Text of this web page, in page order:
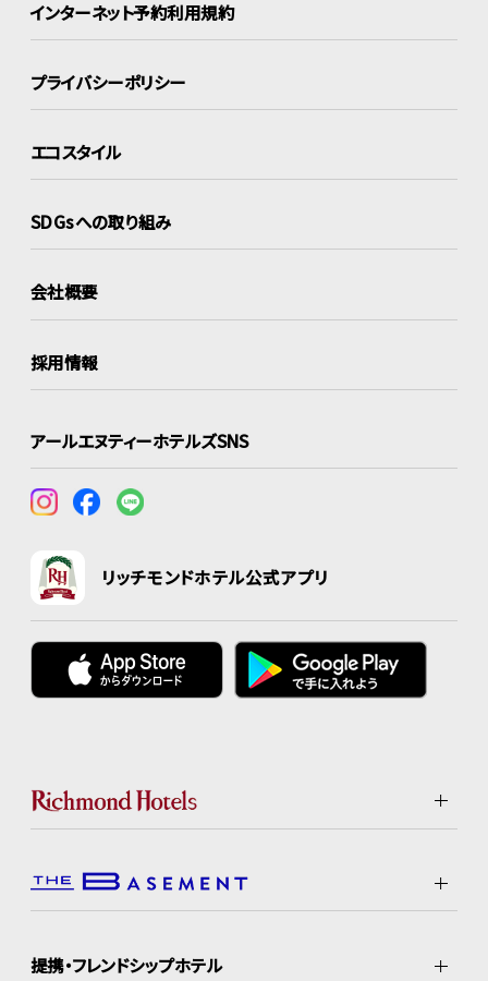
インターネット予約利用規約
プライバシーポリシー
エコスタイル
SDGsへの取り組み
会社概要
採用情報
アールエヌティーホテルズSNS
リッチモンドホテル公式アプリ
提携・フレンドシップホテル